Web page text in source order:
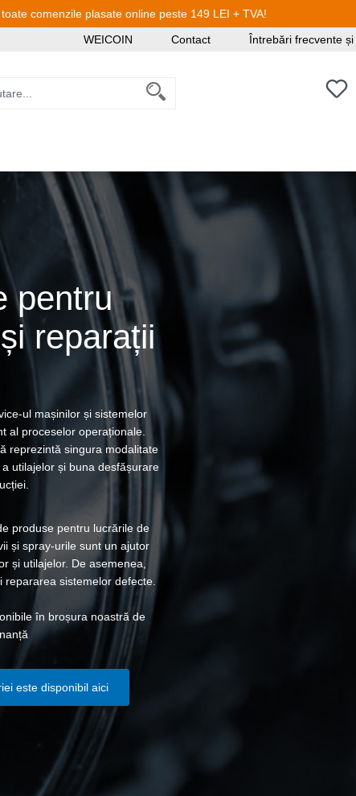
comenzile plasate online peste 149 LEI + TVA!
WEICOIN Contact Întrebări frecvente
pentru
reparații
ul mașinilor și sistemelor
al proceselor operaționale.
reprezintă singura modalitate
utilajelor și buna desfășurare
produse pentru lucrările de
și spray-urile sunt un ajutor
și utilajelor. De asemenea,
sistemelor defecte.
în broșura noastră de
este disponibil aici